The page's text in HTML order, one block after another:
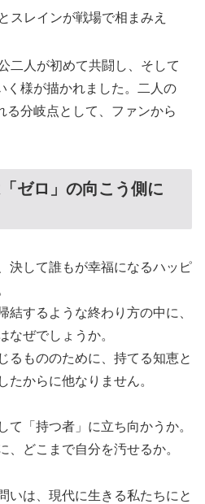
スレインが戦場で相まみえ
二人が初めて共闘し、そして
く様が描かれました。二人の
る分岐点として、ファンから
ゼロ」の向こう側に
決して誰もが幸福になるハッピ
結するような終わり方の中に、
なぜでしょうか。
るもののために、持てる知恵と
たからに他なりません。
て「持つ者」に立ち向かうか。
、どこまで自分を汚せるか。
いは、現代に生きる私たちにと